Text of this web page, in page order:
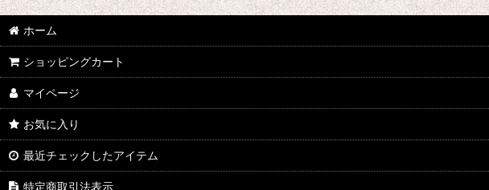
ホーム
ショッピングカート
マイページ
お気に入り
最近チェックしたアイテム
特定商取引法表示